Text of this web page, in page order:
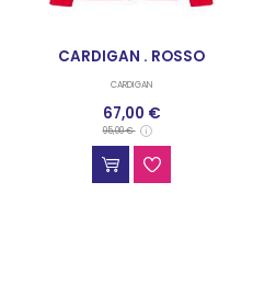
CARDIGAN . ROSSO
CARDIGAN
67,00 €
95,00 €